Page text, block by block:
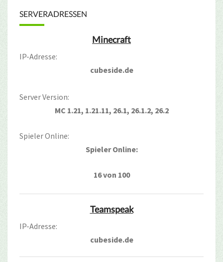
SERVERADRESSEN
Minecraft
IP-Adresse:
cubeside.de
Server Version:
MC 1.21, 1.21.11, 26.1, 26.1.2, 26.2
Spieler Online:
Spieler Online:
16 von 100
Teamspeak
IP-Adresse:
cubeside.de